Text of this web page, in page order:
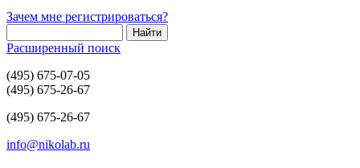
Зачем мне регистрироваться?
Расширенный поиск
(495) 675-07-05
(495) 675-26-67
(495) 675-26-67
info@nikolab.ru